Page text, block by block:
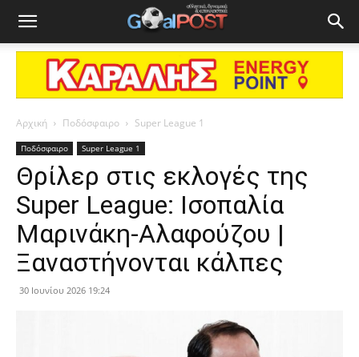
Αρχική Ποδόσφαιρο Super League 1
Ποδόσφαιρο Super League 1
Θρίλερ στις εκλογές της
Super League: Ισοπαλία
Μαρινάκη-Αλαφούζου |
Ξαναστήνονται κάλπες
30 Ιουνίου 2026 19:24